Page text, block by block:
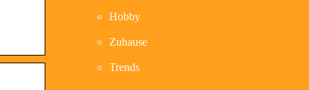
Hobby
Zuhause
Trends